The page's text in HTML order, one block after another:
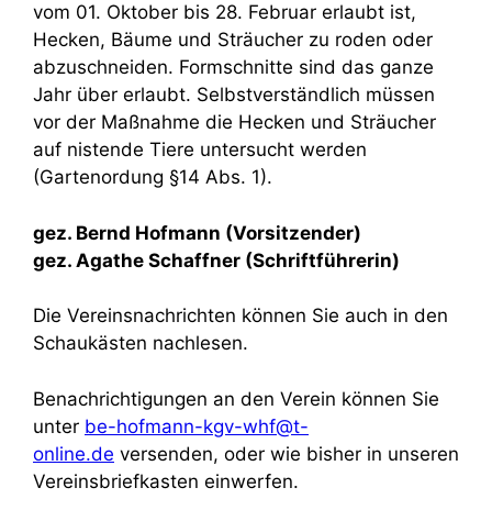
vom 01. Oktober bis 28. Februar erlaubt ist,
Hecken, Bäume und Sträucher zu roden oder
abzuschneiden. Formschnitte sind das ganze
Jahr über erlaubt. Selbstverständlich müssen
vor der Maßnahme die Hecken und Sträucher
auf nistende Tiere untersucht werden
(Gartenordung §14 Abs. 1).
gez. Bernd Hofmann (Vorsitzender)
gez. Agathe Schaffner (Schriftführerin)
Die Vereinsnachrichten können Sie auch in den
Schaukästen nachlesen.
Benachrichtigungen an den Verein können Sie
unter be-hofmann-kgv-whf@t-
online.de versenden, oder wie bisher in unseren
Vereinsbriefkasten einwerfen.